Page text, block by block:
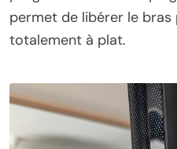
permet de libérer le bras
totalement à plat.